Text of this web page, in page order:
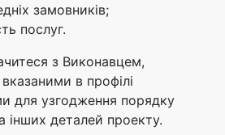
замовників;
послуг.
з Виконавцем,
в профілі
для узгодження порядку
інших деталей проекту.